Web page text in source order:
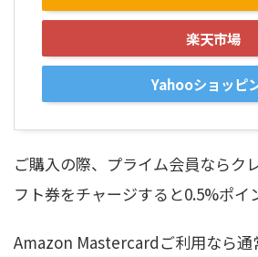
楽天市場
Yahooショッピ
ご購入の際、プライム会員ならク
フト券をチャージすると0.5%ポイ
Amazon Mastercardご利用なら通